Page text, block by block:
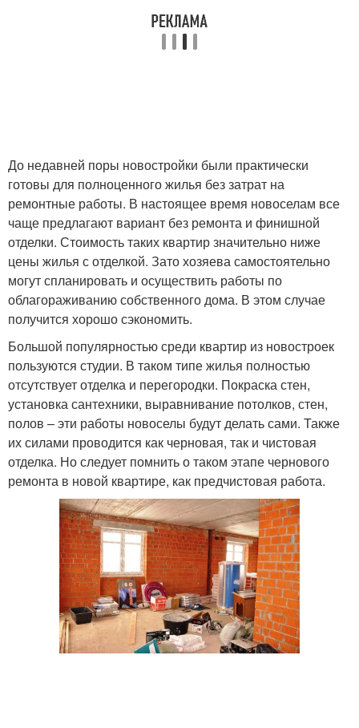
До недавней поры новостройки были практически
готовы для полноценного жилья без затрат на
ремонтные работы. В настоящее время новоселам все
чаще предлагают вариант без ремонта и финишной
отделки. Стоимость таких квартир значительно ниже
цены жилья с отделкой. Зато хозяева самостоятельно
могут спланировать и осуществить работы по
облагораживанию собственного дома. В этом случае
получится хорошо сэкономить.
Большой популярностью среди квартир из новостроек
пользуются студии. В таком типе жилья полностью
отсутствует отделка и перегородки. Покраска стен,
установка сантехники, выравнивание потолков, стен,
полов – эти работы новоселы будут делать сами. Также
их силами проводится как черновая, так и чистовая
отделка. Но следует помнить о таком этапе чернового
ремонта в новой квартире, как предчистовая работа.